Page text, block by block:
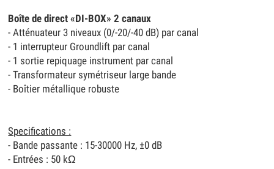
Boîte de direct «DI-BOX» 2 canaux
- Atténuateur 3 niveaux (0/-20/-40 dB) par canal
- 1 interrupteur Groundlift par canal
- 1 sortie repiquage instrument par canal
- Transformateur symétriseur large bande
- Boîtier métallique robuste
Specifications :
- Bande passante : 15-30000 Hz, ±0 dB
- Entrées : 50 kΩ